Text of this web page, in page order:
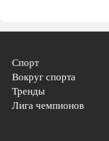
Спорт
Вокруг спорта
Тренды
Лига чемпионов